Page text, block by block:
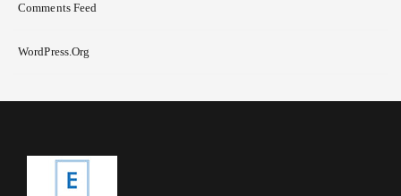
Comments Feed
WordPress.org